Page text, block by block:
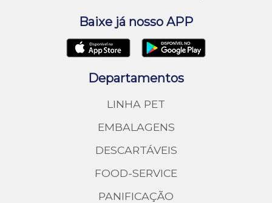
Baixe já nosso APP
Departamentos
LINHA PET
EMBALAGENS
DESCARTÁVEIS
FOOD-SERVICE
PANIFICAÇÃO